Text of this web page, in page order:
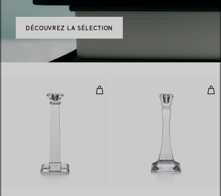
DÉCOUVREZ LA SÉLECTION
Bougeoir classique en cristal